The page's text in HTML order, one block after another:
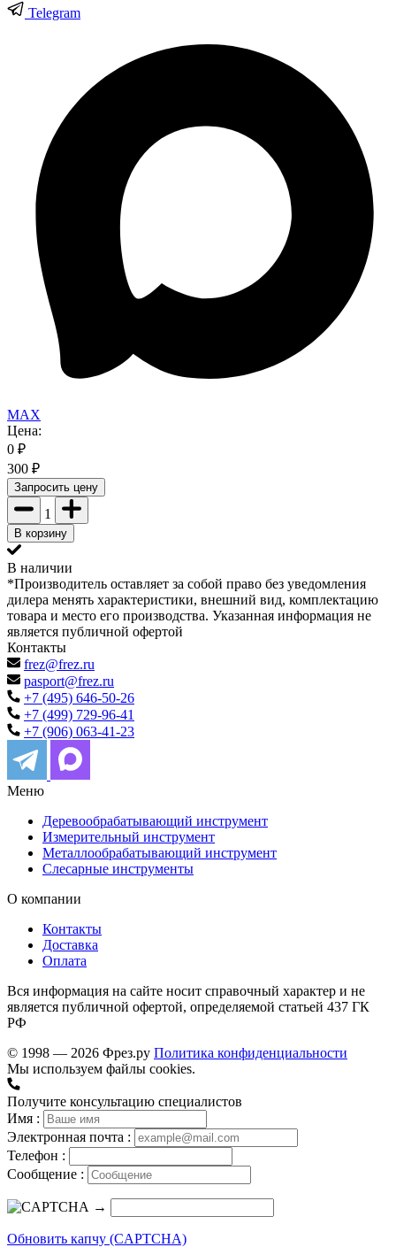
Telegram
MAX
Цена:
0 ₽
300 ₽
Запросить цену
1
В корзину
В наличии
*Производитель оставляет за собой право без уведомления
дилера менять характеристики, внешний вид, комплектацию
товара и место его производства. Указанная информация не
является публичной офертой
Контакты
frez@frez.ru
pasport@frez.ru
+7 (495) 646-50-26
+7 (499) 729-96-41
+7 (906) 063-41-23
Меню
Деревообрабатывающий инструмент
Измерительный инструмент
Металлообрабатывающий инструмент
Слесарные инструменты
О компании
Контакты
Доставка
Оплата
Вся информация на сайте носит справочный характер и не
является публичной офертой, определяемой статьей 437 ГК
РФ
© 1998 — 2026 Фрез.ру Политика конфиденциальности
Мы используем файлы cookies.
Получите консультацию специалистов
Имя :
Электронная почта :
Телефон :
Сообщение :
→
Обновить капчу (CAPTCHA)